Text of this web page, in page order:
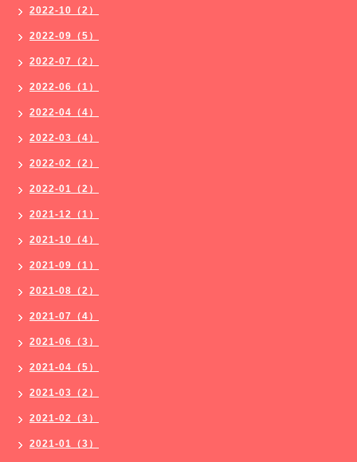
2022-10（2）
2022-09（5）
2022-07（2）
2022-06（1）
2022-04（4）
2022-03（4）
2022-02（2）
2022-01（2）
2021-12（1）
2021-10（4）
2021-09（1）
2021-08（2）
2021-07（4）
2021-06（3）
2021-04（5）
2021-03（2）
2021-02（3）
2021-01（3）